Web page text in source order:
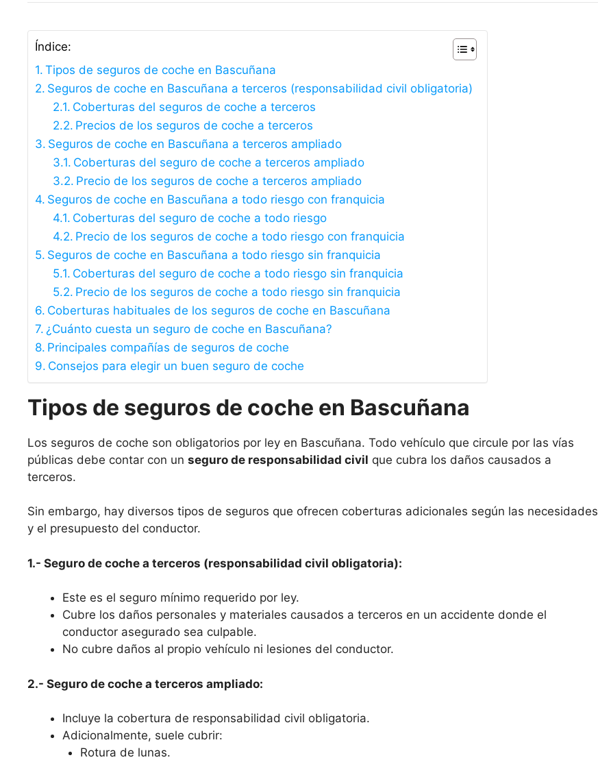
Índice:
Tipos de seguros de coche en Bascuñana
Seguros de coche en Bascuñana a terceros (responsabilidad civil obligatoria)
Coberturas del seguros de coche a terceros
Precios de los seguros de coche a terceros
Seguros de coche en Bascuñana a terceros ampliado
Coberturas del seguro de coche a terceros ampliado
Precio de los seguros de coche a terceros ampliado
Seguros de coche en Bascuñana a todo riesgo con franquicia
Coberturas del seguro de coche a todo riesgo
Precio de los seguros de coche a todo riesgo con franquicia
Seguros de coche en Bascuñana a todo riesgo sin franquicia
Coberturas del seguro de coche a todo riesgo sin franquicia
Precio de los seguros de coche a todo riesgo sin franquicia
Coberturas habituales de los seguros de coche en Bascuñana
¿Cuánto cuesta un seguro de coche en Bascuñana?
Principales compañías de seguros de coche
Consejos para elegir un buen seguro de coche
Tipos de seguros de coche en Bascuñana
Los seguros de coche son obligatorios por ley en Bascuñana. Todo vehículo que circule por las vías
públicas debe contar con un seguro de responsabilidad civil que cubra los daños causados a
terceros.
Sin embargo, hay diversos tipos de seguros que ofrecen coberturas adicionales según las necesidades
y el presupuesto del conductor.
1.- Seguro de coche a terceros (responsabilidad civil obligatoria):
Este es el seguro mínimo requerido por ley.
Cubre los daños personales y materiales causados a terceros en un accidente donde el
conductor asegurado sea culpable.
No cubre daños al propio vehículo ni lesiones del conductor.
2.- Seguro de coche a terceros ampliado:
Incluye la cobertura de responsabilidad civil obligatoria.
Adicionalmente, suele cubrir:
Rotura de lunas.